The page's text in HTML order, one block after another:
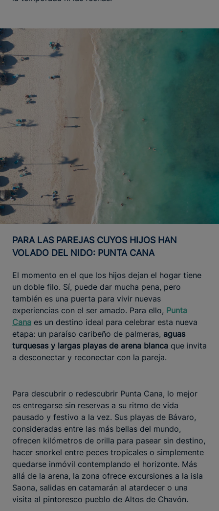
PARA LAS PAREJAS CUYOS HIJOS HAN
VOLADO DEL NIDO: PUNTA CANA
El momento en el que los hijos dejan el hogar tiene
un doble filo. Sí, puede dar mucha pena, pero
también es una puerta para vivir nuevas
experiencias con el ser amado. Para ello, Punta
Cana es un destino ideal para celebrar esta nueva
etapa: un paraíso caribeño de palmeras, aguas
turquesas y largas playas de arena blanca que invita
a desconectar y reconectar con la pareja.
Para descubrir o redescubrir Punta Cana, lo mejor
es entregarse sin reservas a su ritmo de vida
pausado y festivo a la vez. Sus playas de Bávaro,
consideradas entre las más bellas del mundo,
ofrecen kilómetros de orilla para pasear sin destino,
hacer snorkel entre peces tropicales o simplemente
quedarse inmóvil contemplando el horizonte. Más
allá de la arena, la zona ofrece excursiones a la isla
Saona, salidas en catamarán al atardecer o una
visita al pintoresco pueblo de Altos de Chavón.